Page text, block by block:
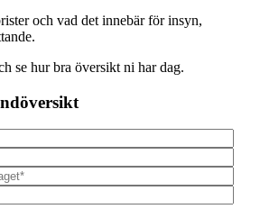
och vad det innebär för insyn,
se hur bra översikt ni har dag.